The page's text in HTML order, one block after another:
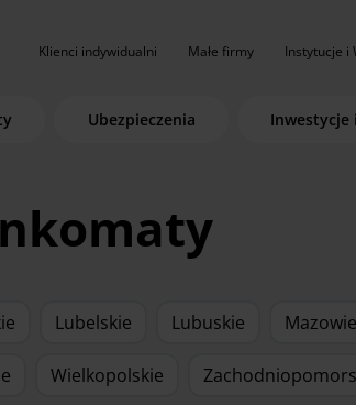
Klienci indywidualni Małe firmy Instytucje i
Ubezpieczenia Inwestycje
Lubelskie Lubuskie
Wielkopolskie